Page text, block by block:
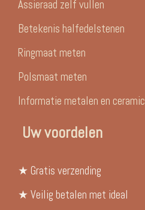
Assieraad zelf vullen
Betekenis halfedelstenen
Ringmaat meten
Polsmaat meten
Informatie metalen en ceramic
Uw voordelen
★ Gratis verzending
★ Veilig betalen met ideal